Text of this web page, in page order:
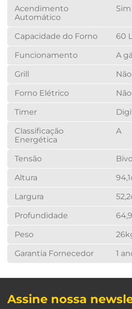
Acendimento
Automático
Sim
Capacidade do Forno 60
Funcionamento A
Grill Não
Forno Elétrico Não
Timer
Classificação
Energética
A
Tensão
Altura
Largura
Profundidade
Peso
Garantia Fornecedor 1
Assine nossa